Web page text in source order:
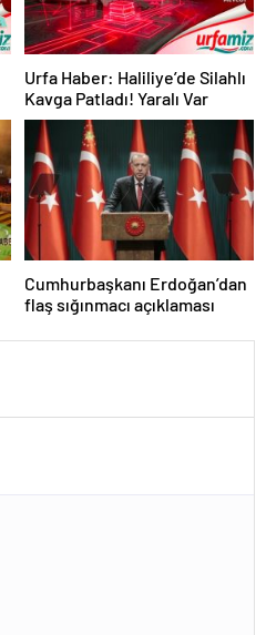
Urfa Haber: Haliliye’de Silahlı
Kavga Patladı! Yaralı Var
Cumhurbaşkanı Erdoğan’dan
flaş sığınmacı açıklaması